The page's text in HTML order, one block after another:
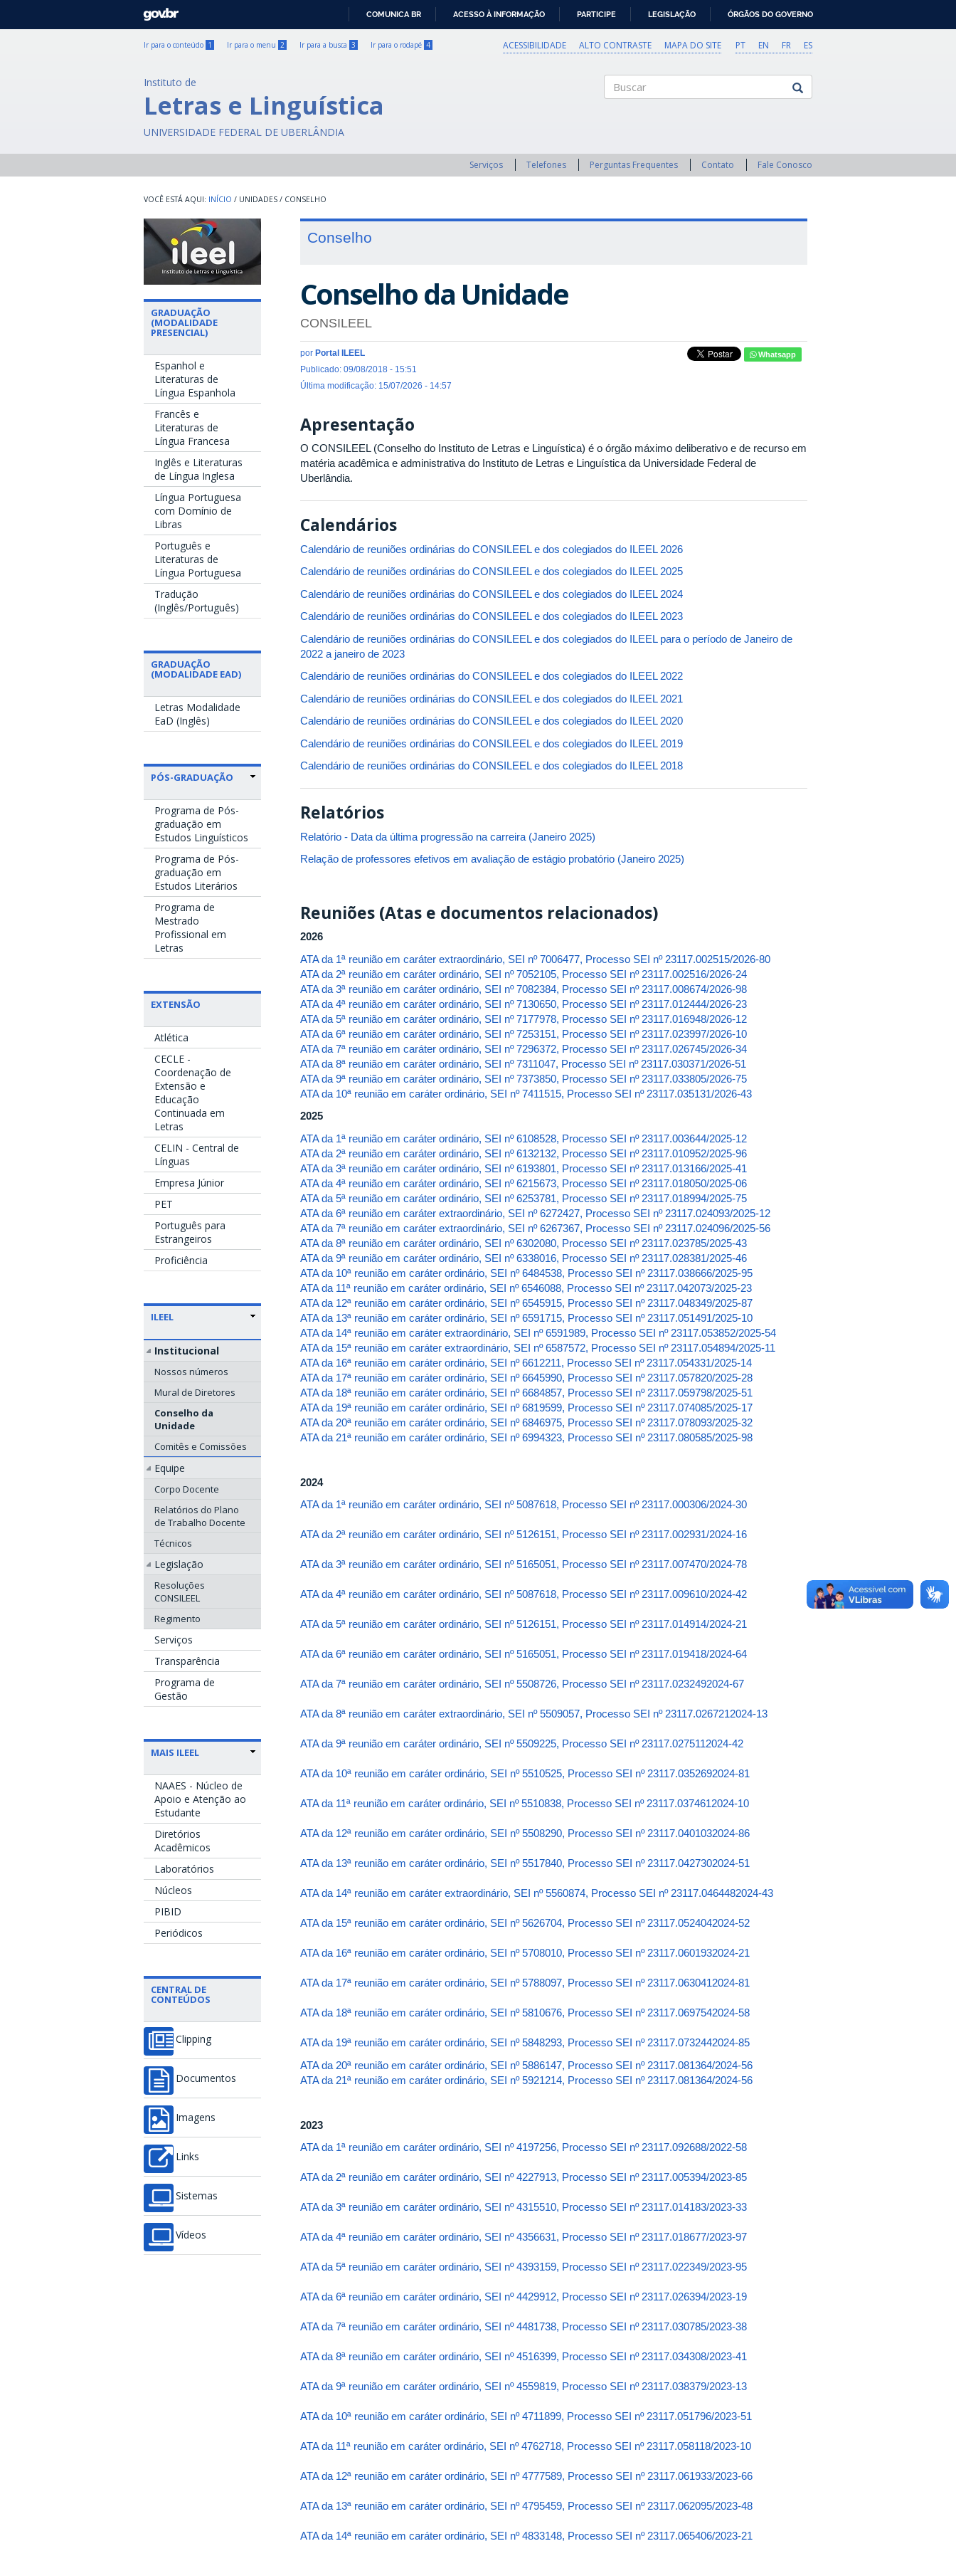
GOVBR
COMUNICA BR ACESSO À INFORMAÇÃO PARTICIPE LEGISLAÇÃO ÓRGÃOS DO GOVERNO
Ir para o conteúdo 1 Ir para o menu 2 Ir para a busca 3 Ir para o rodapé 4 PT EN FR ES
ACESSIBILIDADE ALTO CONTRASTE MAPA DO SITE
Instituto de
Letras e Linguística
UNIVERSIDADE FEDERAL DE UBERLÂNDIA
Serviços Telefones Perguntas Frequentes Contato Fale Conosco
INÍCIO / UNIDADES / CONSELHO
GRADUAÇÃO
(MODALIDADE
PRESENCIAL)
Espanhol e
Literaturas de
Língua Espanhola
Francês e
Literaturas de
Língua Francesa
Inglês e Literaturas
de Língua Inglesa
Língua Portuguesa
com Domínio de
Libras
Português e
Literaturas de
Língua Portuguesa
Tradução
(Inglês/Português)
GRADUAÇÃO
(MODALIDADE EAD)
Letras Modalidade
EaD (Inglês)
PÓS-GRADUAÇÃO
Programa de Pós-
graduação em
Estudos Linguísticos
Programa de Pós-
graduação em
Estudos Literários
Programa de
Mestrado
Profissional em
Letras
EXTENSÃO
Atlética
CECLE -
Coordenação de
Extensão e
Educação
Continuada em
Letras
CELIN - Central de
Línguas
Empresa Júnior
PET
Português para
Estrangeiros
Proficiência
ILEEL
Institucional
Nossos números
Mural de Diretores
Conselho da
Unidade
Comitês e Comissões
Equipe
Corpo Docente
Relatórios do Plano
de Trabalho Docente
Técnicos
Legislação
Resoluções
CONSILEEL
Regimento
Serviços
Transparência
Programa de
Gestão
MAIS ILEEL
NAAES - Núcleo de
Apoio e Atenção ao
Estudante
Diretórios
Acadêmicos
Laboratórios
Núcleos
PIBID
Periódicos
CENTRAL DE
CONTEÚDOS
Clipping
Documentos
Imagens
Links
Sistemas
Vídeos
Conselho
Conselho da Unidade
CONSILEEL
por Portal ILEEL
Publicado: 09/08/2018 - 15:51
Última modificação: 15/07/2026 - 14:57
Whatsapp
Apresentação
O CONSILEEL (Conselho do Instituto de Letras e Linguística) é o órgão máximo deliberativo e de recurso em
matéria acadêmica e administrativa do Instituto de Letras e Linguística da Universidade Federal de
Uberlândia.
Calendários
Calendário de reuniões ordinárias do CONSILEEL e dos colegiados do ILEEL 2026
Calendário de reuniões ordinárias do CONSILEEL e dos colegiados do ILEEL 2025
Calendário de reuniões ordinárias do CONSILEEL e dos colegiados do ILEEL 2024
Calendário de reuniões ordinárias do CONSILEEL e dos colegiados do ILEEL 2023
Calendário de reuniões ordinárias do CONSILEEL e dos colegiados do ILEEL para o período de Janeiro de
2022 a janeiro de 2023
Calendário de reuniões ordinárias do CONSILEEL e dos colegiados do ILEEL 2022
Calendário de reuniões ordinárias do CONSILEEL e dos colegiados do ILEEL 2021
Calendário de reuniões ordinárias do CONSILEEL e dos colegiados do ILEEL 2020
Calendário de reuniões ordinárias do CONSILEEL e dos colegiados do ILEEL 2019
Calendário de reuniões ordinárias do CONSILEEL e dos colegiados do ILEEL 2018
Relatórios
Relatório - Data da última progressão na carreira (Janeiro 2025)
Relação de professores efetivos em avaliação de estágio probatório (Janeiro 2025)
Reuniões (Atas e documentos relacionados)
2026
ATA da 1ª reunião em caráter extraordinário, SEI nº 7006477, Processo SEI nº 23117.002515/2026-80
ATA da 2ª reunião em caráter ordinário, SEI nº 7052105, Processo SEI nº 23117.002516/2026-24
ATA da 3ª reunião em caráter ordinário, SEI nº 7082384, Processo SEI nº 23117.008674/2026-98
ATA da 4ª reunião em caráter ordinário, SEI nº 7130650, Processo SEI nº 23117.012444/2026-23
ATA da 5ª reunião em caráter ordinário, SEI nº 7177978, Processo SEI nº 23117.016948/2026-12
ATA da 6ª reunião em caráter ordinário, SEI nº 7253151, Processo SEI nº 23117.023997/2026-10
ATA da 7ª reunião em caráter ordinário, SEI nº 7296372, Processo SEI nº 23117.026745/2026-34
ATA da 8ª reunião em caráter ordinário, SEI nº 7311047, Processo SEI nº 23117.030371/2026-51
ATA da 9ª reunião em caráter ordinário, SEI nº 7373850, Processo SEI nº 23117.033805/2026-75
ATA da 10ª reunião em caráter ordinário, SEI nº 7411515, Processo SEI nº 23117.035131/2026-43
2025
ATA da 1ª reunião em caráter ordinário, SEI nº 6108528, Processo SEI nº 23117.003644/2025-12
ATA da 2ª reunião em caráter ordinário, SEI nº 6132132, Processo SEI nº 23117.010952/2025-96
ATA da 3ª reunião em caráter ordinário, SEI nº 6193801, Processo SEI nº 23117.013166/2025-41
ATA da 4ª reunião em caráter ordinário, SEI nº 6215673, Processo SEI nº 23117.018050/2025-06
ATA da 5ª reunião em caráter ordinário, SEI nº 6253781, Processo SEI nº 23117.018994/2025-75
ATA da 6ª reunião em caráter extraordinário, SEI nº 6272427, Processo SEI nº 23117.024093/2025-12
ATA da 7ª reunião em caráter extraordinário, SEI nº 6267367, Processo SEI nº 23117.024096/2025-56
ATA da 8ª reunião em caráter ordinário, SEI nº 6302080, Processo SEI nº 23117.023785/2025-43
ATA da 9ª reunião em caráter ordinário, SEI nº 6338016, Processo SEI nº 23117.028381/2025-46
ATA da 10ª reunião em caráter ordinário, SEI nº 6484538, Processo SEI nº 23117.038666/2025-95
ATA da 11ª reunião em caráter ordinário, SEI nº 6546088, Processo SEI nº 23117.042073/2025-23
ATA da 12ª reunião em caráter ordinário, SEI nº 6545915, Processo SEI nº 23117.048349/2025-87
ATA da 13ª reunião em caráter ordinário, SEI nº 6591715, Processo SEI nº 23117.051491/2025-10
ATA da 14ª reunião em caráter extraordinário, SEI nº 6591989, Processo SEI nº 23117.053852/2025-54
ATA da 15ª reunião em caráter extraordinário, SEI nº 6587572, Processo SEI nº 23117.054894/2025-11
ATA da 16ª reunião em caráter ordinário, SEI nº 6612211, Processo SEI nº 23117.054331/2025-14
ATA da 17ª reunião em caráter ordinário, SEI nº 6645990, Processo SEI nº 23117.057820/2025-28
ATA da 18ª reunião em caráter ordinário, SEI nº 6684857, Processo SEI nº 23117.059798/2025-51
ATA da 19ª reunião em caráter ordinário, SEI nº 6819599, Processo SEI nº 23117.074085/2025-17
ATA da 20ª reunião em caráter ordinário, SEI nº 6846975, Processo SEI nº 23117.078093/2025-32
ATA da 21ª reunião em caráter ordinário, SEI nº 6994323, Processo SEI nº 23117.080585/2025-98
2024
ATA da 1ª reunião em caráter ordinário, SEI nº 5087618, Processo SEI nº 23117.000306/2024-30
ATA da 2ª reunião em caráter ordinário, SEI nº 5126151, Processo SEI nº 23117.002931/2024-16
ATA da 3ª reunião em caráter ordinário, SEI nº 5165051, Processo SEI nº 23117.007470/2024-78
ATA da 4ª reunião em caráter ordinário, SEI nº 5087618, Processo SEI nº 23117.009610/2024-42
ATA da 5ª reunião em caráter ordinário, SEI nº 5126151, Processo SEI nº 23117.014914/2024-21
ATA da 6ª reunião em caráter ordinário, SEI nº 5165051, Processo SEI nº 23117.019418/2024-64
ATA da 7ª reunião em caráter ordinário, SEI nº 5508726, Processo SEI nº 23117.0232492024-67
ATA da 8ª reunião em caráter extraordinário, SEI nº 5509057, Processo SEI nº 23117.0267212024-13
ATA da 9ª reunião em caráter ordinário, SEI nº 5509225, Processo SEI nº 23117.0275112024-42
ATA da 10ª reunião em caráter ordinário, SEI nº 5510525, Processo SEI nº 23117.0352692024-81
ATA da 11ª reunião em caráter ordinário, SEI nº 5510838, Processo SEI nº 23117.0374612024-10
ATA da 12ª reunião em caráter ordinário, SEI nº 5508290, Processo SEI nº 23117.0401032024-86
ATA da 13ª reunião em caráter ordinário, SEI nº 5517840, Processo SEI nº 23117.0427302024-51
ATA da 14ª reunião em caráter extraordinário, SEI nº 5560874, Processo SEI nº 23117.0464482024-43
ATA da 15ª reunião em caráter ordinário, SEI nº 5626704, Processo SEI nº 23117.0524042024-52
ATA da 16ª reunião em caráter ordinário, SEI nº 5708010, Processo SEI nº 23117.0601932024-21
ATA da 17ª reunião em caráter ordinário, SEI nº 5788097, Processo SEI nº 23117.0630412024-81
ATA da 18ª reunião em caráter ordinário, SEI nº 5810676, Processo SEI nº 23117.0697542024-58
ATA da 19ª reunião em caráter ordinário, SEI nº 5848293, Processo SEI nº 23117.0732442024-85
ATA da 20ª reunião em caráter ordinário, SEI nº 5886147, Processo SEI nº 23117.081364/2024-56
ATA da 21ª reunião em caráter ordinário, SEI nº 5921214, Processo SEI nº 23117.081364/2024-56
2023
ATA da 1ª reunião em caráter ordinário, SEI nº 4197256, Processo SEI nº 23117.092688/2022-58
ATA da 2ª reunião em caráter ordinário, SEI nº 4227913, Processo SEI nº 23117.005394/2023-85
ATA da 3ª reunião em caráter ordinário, SEI nº 4315510, Processo SEI nº 23117.014183/2023-33
ATA da 4ª reunião em caráter ordinário, SEI nº 4356631, Processo SEI nº 23117.018677/2023-97
ATA da 5ª reunião em caráter ordinário, SEI nº 4393159, Processo SEI nº 23117.022349/2023-95
ATA da 6ª reunião em caráter ordinário, SEI nº 4429912, Processo SEI nº 23117.026394/2023-19
ATA da 7ª reunião em caráter ordinário, SEI nº 4481738, Processo SEI nº 23117.030785/2023-38
ATA da 8ª reunião em caráter ordinário, SEI nº 4516399, Processo SEI nº 23117.034308/2023-41
ATA da 9ª reunião em caráter ordinário, SEI nº 4559819, Processo SEI nº 23117.038379/2023-13
ATA da 10ª reunião em caráter ordinário, SEI nº 4711899, Processo SEI nº 23117.051796/2023-51
ATA da 11ª reunião em caráter ordinário, SEI nº 4762718, Processo SEI nº 23117.058118/2023-10
ATA da 12ª reunião em caráter ordinário, SEI nº 4777589, Processo SEI nº 23117.061933/2023-66
ATA da 13ª reunião em caráter ordinário, SEI nº 4795459, Processo SEI nº 23117.062095/2023-48
ATA da 14ª reunião em caráter ordinário, SEI nº 4833148, Processo SEI nº 23117.065406/2023-21